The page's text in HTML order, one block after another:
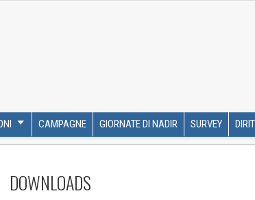
ETS SKIP TO
CAMPAGNE GIORNATE DI NADIR SURVEY
DOWNLOADS